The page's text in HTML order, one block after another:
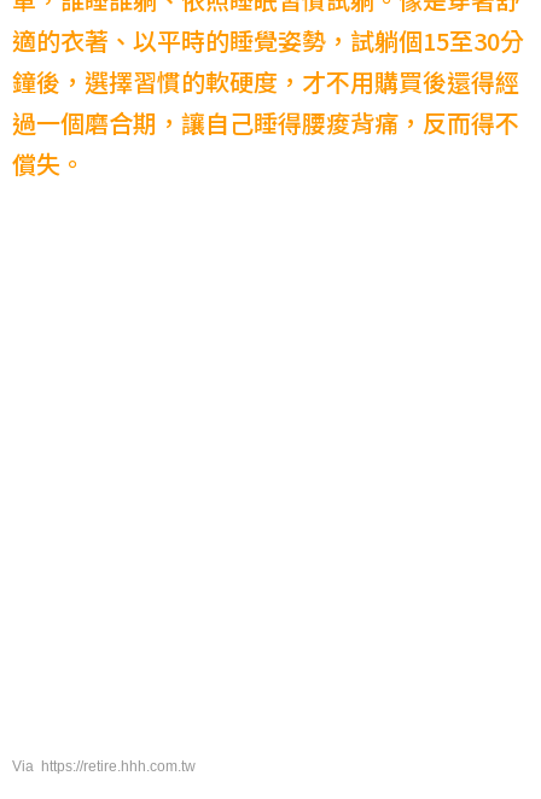
適的衣著、以平時的睡覺姿勢，試躺個15至30分
鐘後，選擇習慣的軟硬度，才不用購買後還得經
過一個磨合期，讓自己睡得腰痠背痛，反而得不
償失。
Via https://retire.hhh.com.tw